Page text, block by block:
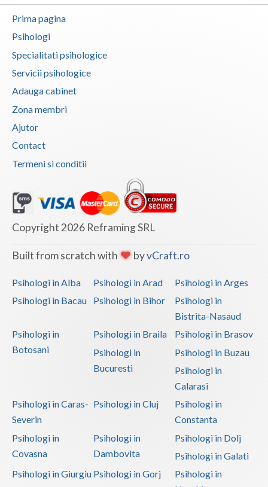
Prima pagina
Psihologi
Specialitati psihologice
Servicii psihologice
Adauga cabinet
Zona membri
Ajutor
Contact
Termeni si conditii
Copyright 2026 Reframing SRL
Built from scratch with byvCraft.ro
Psihologi in Alba Psihologi in Arad
Psihologi in Arges
Psihologi in Bacau
Psihologi in Bihor
Psihologi in
Bistrita-Nasaud
Psihologi in
Botosani
Psihologi in Braila
Psihologi in Brasov
Psihologi in
Bucuresti
Psihologi in Buzau
Psihologi in
Calarasi
Psihologi in Caras-
Severin
Psihologi in Cluj
Psihologi in
Constanta
Psihologi in
Covasna
Psihologi in
Dambovita
Psihologi in Dolj
Psihologi in Galati
Psihologi in Giurgiu Psihologi in Gorj
Psihologi in